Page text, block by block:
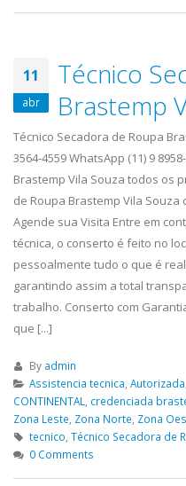
11
abr
Técnico
Brastemp
Técnico Secadora de Roupa
3564-4559 WhatsApp (11) 9
Brastemp Vila Souza todos os
de Roupa Brastemp Vila
Agende sua Visita Entre em
técnica, o conserto é feito no
pessoalmente tudo o que é
garantindo assim a total
trabalho. Conserto com
que [...]
By admin
Assistencia tecnica, Autorizada
CONTINENTAL, credenciada
Zona Leste, Zona Norte, Zona
tecnico, Técnico Secadora de
0 Comments